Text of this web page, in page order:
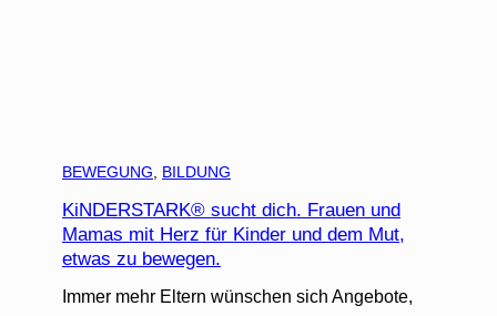
BEWEGUNG BILDUNG
KiNDERSTARK® sucht dich. Frauen und
Mamas mit Herz für Kinder und dem Mut,
etwas zu bewegen.
Immer mehr Eltern wünschen sich Angebote,